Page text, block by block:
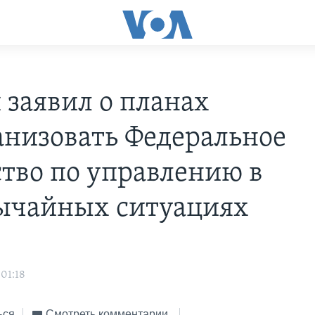
о планах
Федеральное
по управлению в
ситуациях